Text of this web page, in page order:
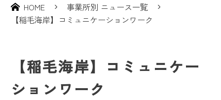
HOME
事業所別 ニュース一覧
【稲毛海岸】コミュニケーションワーク
【稲毛海岸】コミュニケー
ションワーク